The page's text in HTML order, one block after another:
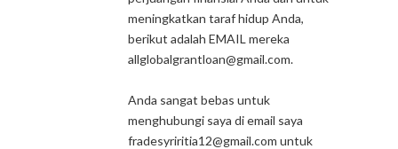
meningkatkan taraf hidup Anda,
berikut adalah EMAIL mereka
allglobalgrantloan@gmail.com.
Anda sangat bebas untuk
menghubungi saya di email saya
fradesyriritia12@gmail.com untuk